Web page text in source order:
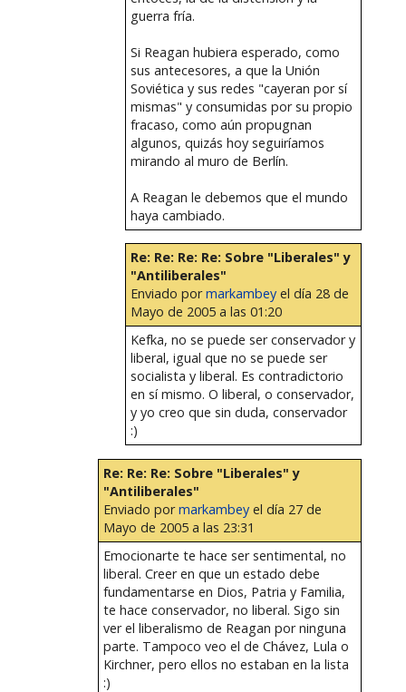
guerra fría.
Si Reagan hubiera esperado, como
sus antecesores, a que la Unión
Soviética y sus redes "cayeran por sí
mismas" y consumidas por su propio
fracaso, como aún propugnan
algunos, quizás hoy seguiríamos
mirando al muro de Berlín.
A Reagan le debemos que el mundo
haya cambiado.
Re: Re: Re: Re: Sobre "Liberales" y
"Antiliberales"
Enviado pormarkambeyel día 28 de
Mayo de 2005 a las 01:20
Kefka, no se puede ser conservador y
liberal, igual que no se puede ser
socialista y liberal. Es contradictorio
en sí mismo. O liberal, o conservador,
y yo creo que sin duda, conservador
:)
Re: Re: Re: Sobre "Liberales" y
"Antiliberales"
Enviado pormarkambeyel día 27 de
Mayo de 2005 a las 23:31
Emocionarte te hace ser sentimental, no
liberal. Creer en que un estado debe
fundamentarse en Dios, Patria y Familia,
te hace conservador, no liberal. Sigo sin
ver el liberalismo de Reagan por ninguna
parte. Tampoco veo el de Chávez, Lula o
Kirchner, pero ellos no estaban en la lista
:)